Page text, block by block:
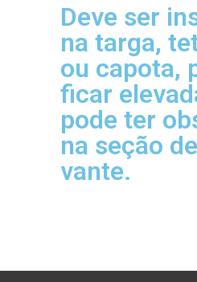
Deve ser
na targa,
ou capota,
ficar
pode ter
na seção
vante.